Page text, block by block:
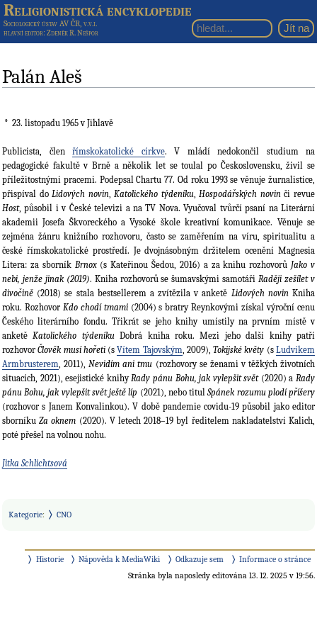
Religionistická encyklopedie
Sociologický ústav AV ČR, v.v.i.
hlavní editor: Zdeněk R. Nešpor
Palán Aleš
23. listopadu 1965v Jihlavě
Publicista, člen římskokatolické církve. V mládí nedokončil studium na
pedagogické fakultě v Brně a několik let se toulal po Československu, živil se
příležitostnými pracemi. Podepsal Chartu 77. Od roku 1993 se věnuje žurnalistice,
přispíval doLidových novin,Katolického týdeníku,Hospodářských novinči revue
Host, působil i v České televizi a na TV Nova. Vyučoval tvůrčí psaní na Literární
akademii Josefa Škvoreckého a Vysoké škole kreativní komunikace. Věnuje se
zejména žánru knižního rozhovoru, často se zaměřením na víru, spiritualitu a
české římskokatolické prostředí. Je dvojnásobným držitelem ocenění Magnesia
Litera: za sborník Brnox(s Kateřinou Šedou, 2016) a za knihu rozhovorů Jako v
nebi, jenže jinak (2019). Kniha rozhovorů se šumavskými samotářiRaději zešílet v
divočině (2018) se stala bestsellerem a zvítězila v anketě Lidových novinKniha
roku. Rozhovor Kdo chodí tmami(2004) s bratry Reynkovými získal výroční cenu
Českého literárního fondu. Třikrát se jeho knihy umístily na prvním místě v
anketěKatolického týdeníkuDobrá kniha roku. Mezi jeho další knihy patří
rozhovorČlověk musí hořeti(sVítem Tajovským, 2009),Tokijské květy (sLudvíkem
Armbrusterem, 2011),Nevidím ani tmu (rozhovory se ženami v těžkých životních
situacích, 2021), esejistické knihyRady pánu Bohu, jak vylepšit svět(2020) aRady
pánu Bohu, jak vylepšit svět ještě líp (2021), nebo titulSpánek rozumu plodí příšery
(rozhovor s Janem Konvalinkou). V době pandemie covidu-19 působil jako editor
sborníkuZa oknem (2020). V letech 2018–19 byl ředitelem nakladatelství Kalich,
poté přešel na volnou nohu.
Jitka Schlichtsová
Kategorie: CNO
Historie Nápověda k MediaWiki Odkazuje sem
Informace o stránce
Stránka byla naposledy editována 13. 12. 2025 v 19:56.